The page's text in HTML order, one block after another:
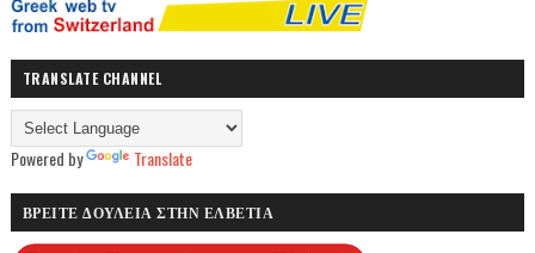
TRANSLATE CHANNEL
Powered by Translate
ΒΡΕΙΤΕ ΔΟΥΛΕΙΑ ΣΤΗΝ ΕΛΒΕΤΙΑ